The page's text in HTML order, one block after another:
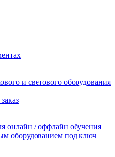
и светового оборудования
онлайн / оффлайн обучения
оборудованием под ключ